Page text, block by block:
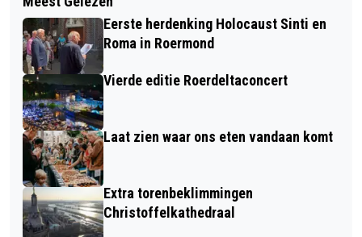
LAURENTIUS ZIEKENHUIS
STEL DE VRAAG: ‘HEB JE IETS
NODIG?’
Eerste herdenking Holocaust Sinti en
Roma in Roermond
Vierde editie Roerdeltaconcert
Laat zien waar ons eten vandaan komt
Extra torenbeklimmingen
Christoffelkathedraal